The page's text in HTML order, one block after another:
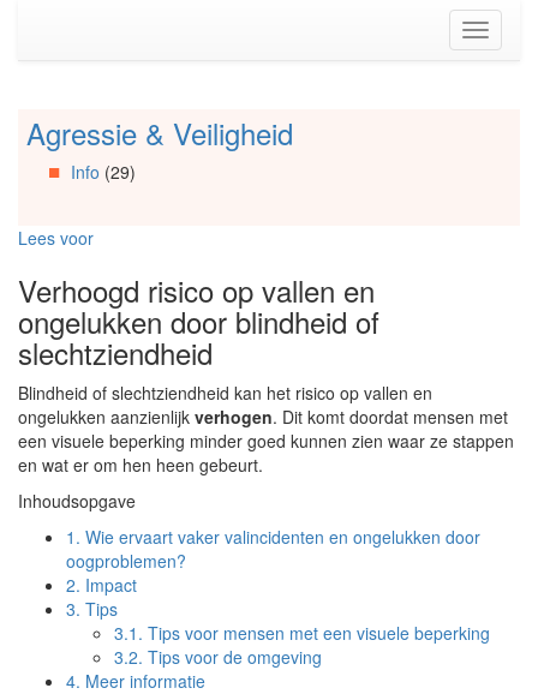
Spring
primaire
zijbalk
(Accesskey
Toggle
Spring
naar
Artikels
Info
naar
Organisaties
Spring
naar
Social
media
Agressie & Veiligheid
Info (29)
Lees voor
Verhoogd risico op vallen en
ongelukken door blindheid of
slechtziendheid
Blindheid of slechtziendheid kan het risico op vallen en
ongelukken aanzienlijk verhogen. Dit komt doordat mensen met
een visuele beperking minder goed kunnen zien waar ze stappen
en wat er om hen heen gebeurt.
Inhoudsopgave
1. Wie ervaart vaker valincidenten en ongelukken door
oogproblemen?
2. Impact
3. Tips
3.1. Tips voor mensen met een visuele beperking
3.2. Tips voor de omgeving
4. Meer informatie